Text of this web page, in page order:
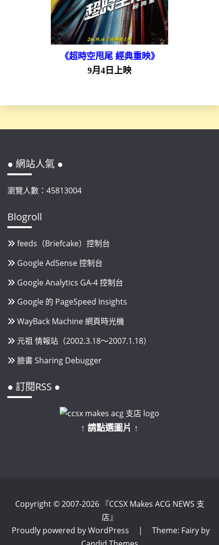
《超時空甩尾 經典重映》
9月4日上映
● 網站人氣 ●
瀏覽人數：45813004
Blogroll
feeds（Briefcake）控制台
Google AdSense 控制台
Google Analytics GA-4 控制台
Google 的 PageSpeed Insights
WayBack Machine 網頁時光機
元祖 情報站（2002.3.18～2007.1.18）
臉書 Sharing Debugger
● 訂閱RSS ●
↑ 請點選圖片 ↑
Copyright © 2007-2026 『CCSX Makes ACG NEWS 支
店』
Proudly powered by WordPress
|
Theme: Fairy by